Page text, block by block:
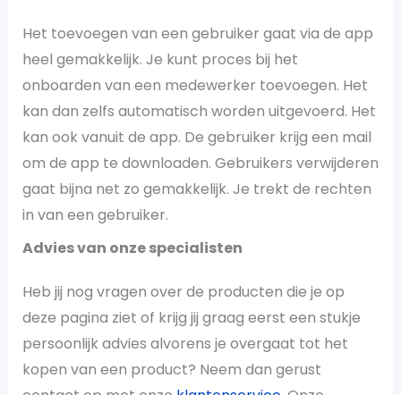
Het toevoegen van een gebruiker gaat via de app
heel gemakkelijk. Je kunt proces bij het
onboarden van een medewerker toevoegen. Het
kan dan zelfs automatisch worden uitgevoerd. Het
kan ook vanuit de app. De gebruiker krijg een mail
om de app te downloaden. Gebruikers verwijderen
gaat bijna net zo gemakkelijk. Je trekt de rechten
in van een gebruiker.
Advies van onze specialisten
Heb jij nog vragen over de producten die je op
deze pagina ziet of krijg jij graag eerst een stukje
persoonlijk advies alvorens je overgaat tot het
kopen van een product? Neem dan gerust